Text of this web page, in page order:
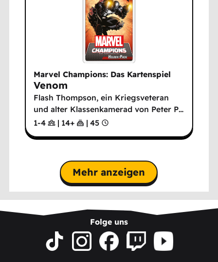
Marvel Champions: Das Kartenspiel
Venom
Flash Thompson, ein Kriegsveteran
und alter Klassenkamerad von Peter P…
1-4
| 14+ | 45
Mehr anzeigen
Folge uns